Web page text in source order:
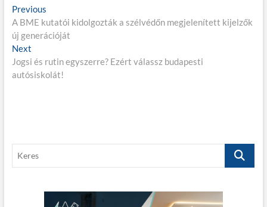
B
e
j
e
é
s
Previous
r
e
i
o
:
A BME kutatói kidolgozták a szélvédőn megjelenített kijelzők
új generációját
Next
e
x
:
Jogsi és rutin egyszerre? Ezért válassz budapesti
autósiskolát!